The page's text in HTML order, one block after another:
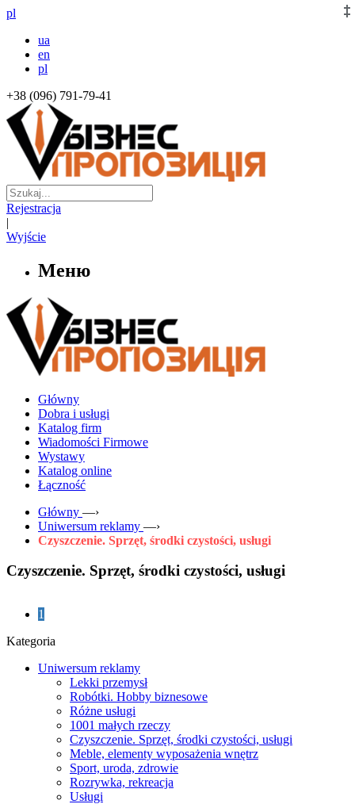
pl
ua
en
pl
+38 (096) 791-79-41
Rejestracja
|
Wyjście
Меню
Główny
Dobra i usługi
Katalog firm
Wiadomości Firmowe
Wystawy
Katalog online
Łączność
Główny —›
Uniwersum reklamy —›
Czyszczenie. Sprzęt, środki czystości, usługi
Czyszczenie. Sprzęt, środki czystości, usługi
1
Kategoria
Uniwersum reklamy
Lekki przemysł
Robótki. Hobby biznesowe
Różne usługi
1001 małych rzeczy
Czyszczenie. Sprzęt, środki czystości, usługi
Meble, elementy wyposażenia wnętrz
Sport, uroda, zdrowie
Rozrywka, rekreacja
Usługi